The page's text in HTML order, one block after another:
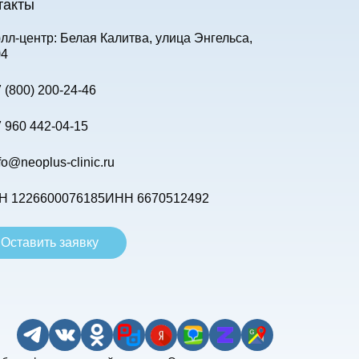
центр: Белая Калитва, улица Энгельса,
(800) 200-24-46
960 442-04-15
clinic.ru
1226600076185ИНН 6670512492
Оставить заявку